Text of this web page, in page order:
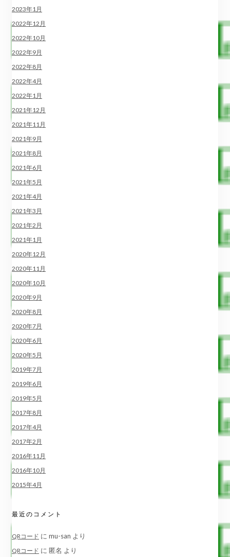
2023年1月
2022年12月
2022年10月
2022年9月
2022年8月
2022年4月
2022年1月
2021年12月
2021年11月
2021年9月
2021年8月
2021年6月
2021年5月
2021年4月
2021年3月
2021年2月
2021年1月
2020年12月
2020年11月
2020年10月
2020年9月
2020年8月
2020年7月
2020年6月
2020年5月
2019年7月
2019年6月
2019年5月
2017年8月
2017年4月
2017年2月
2016年11月
2016年10月
2015年4月
最近のコメント
QRコード に mu-san より
QRコード に 匿名 より